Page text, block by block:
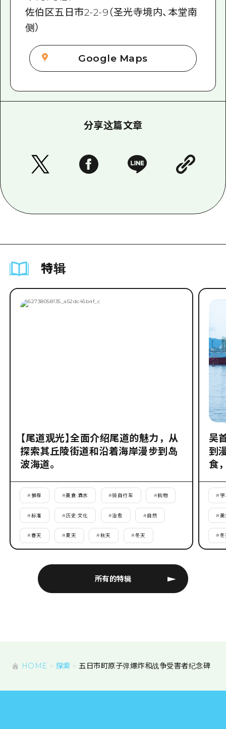
佐伯区五日市2-2-9（圣光寺境内、本堂南
侧）
Google Maps
分享这篇文章
特辑
所有的特辑
【尾道观光】全面介绍尾道的魅力，从
探索其丘陵街道和沿着海岸漫步到岛
波海道。
#推荐 #美食·酒水 #骑自行车 #购物
#标准 #历史·文化 #治愈 #自然
#春天 #夏天 #秋天 #冬天
吴
到
食
# 学
#美
#冬
HOME 探索 五日市町原子弹爆炸和战争受害者纪念碑